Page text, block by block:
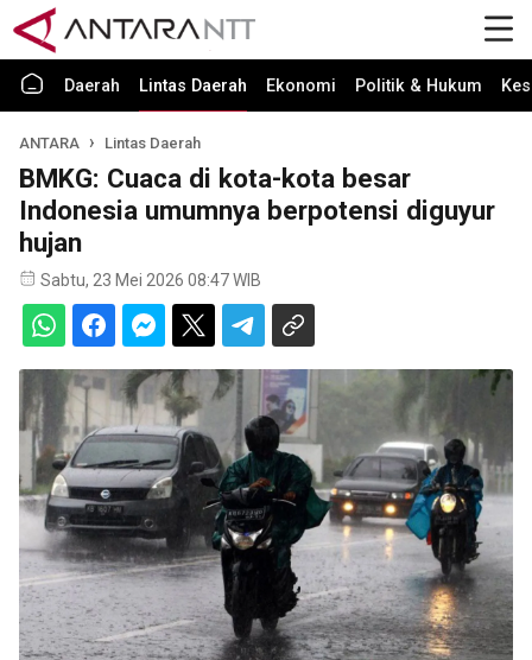
Daerah Lintas Daerah Ekonomi Politik & Hukum
ANTARA Lintas Daerah
BMKG: Cuaca di kota-kota besar
Indonesia umumnya berpotensi diguyur
hujan
Sabtu, 23 Mei 2026 08:47 WIB